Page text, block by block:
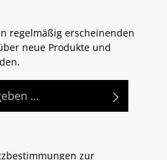
regelmäßig erscheinenden
neue Produkte und
zur